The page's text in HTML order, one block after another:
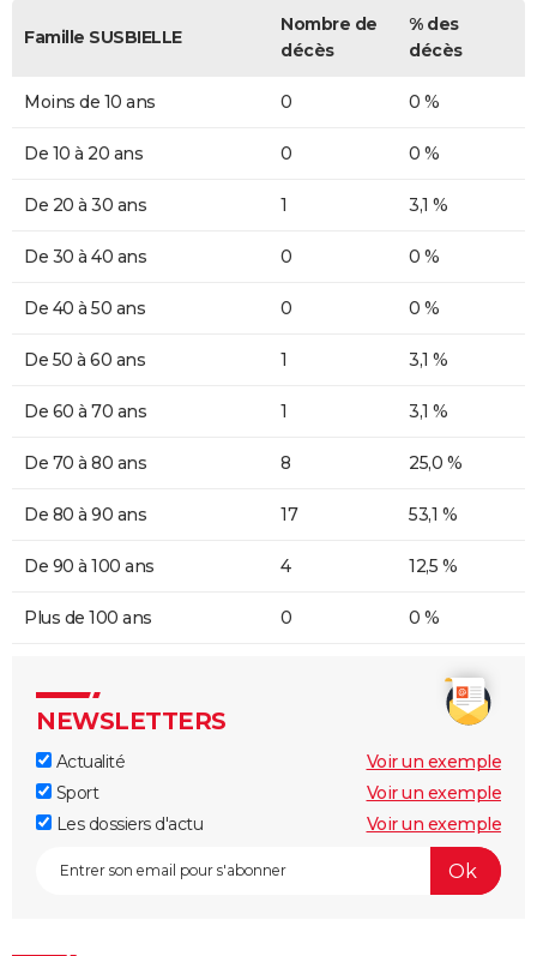
Famille SUSBIELLE
Nombre de
décès
% des
décès
Moins de 10 ans 0 0 %
De 10 à 20 ans 0 0 %
De 20 à 30 ans 1 3,1 %
De 30 à 40 ans 0 0 %
De 40 à 50 ans 0 0 %
De 50 à 60 ans 1 3,1 %
De 60 à 70 ans 1 3,1 %
De 70 à 80 ans 8 25,0 %
De 80 à 90 ans 17 53,1 %
De 90 à 100 ans 4 12,5 %
Plus de 100 ans 0 0 %
NEWSLETTERS
Actualité
Voir un exemple
Sport
Voir un exemple
Les dossiers d'actu
Voir un exemple